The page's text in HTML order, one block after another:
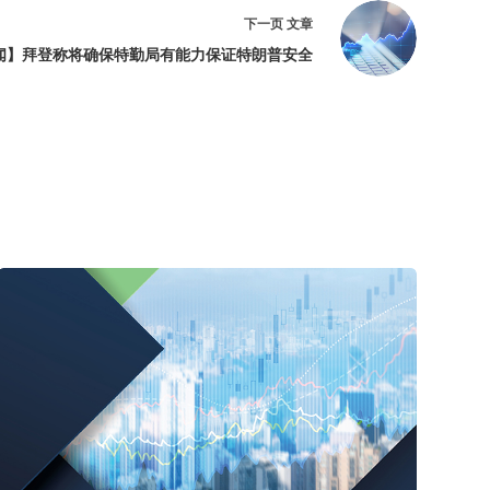
下一页 文章
】拜登称将确保特勤局有能力保证特朗普安全